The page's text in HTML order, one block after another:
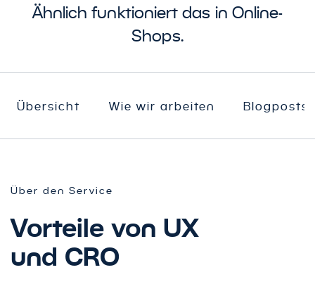
Ähnlich funktioniert das in Online-
Shops.
Übersicht Wie wir arbeiten Blogposts
Über den Service
Vorteile von UX
und CRO